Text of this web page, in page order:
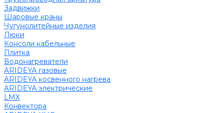
Задвижки
Шаровые краны
Чугунолитейные изделия
Люки
Консоли кабельные
Плитка
Водонагреватели
ARIDEYA газовые
ARIDEYA косвенного нагрева
ARIDEYA электрические
LMX
Конвектора